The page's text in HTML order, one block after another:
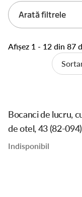
Arată filtrele
Afișez 1 - 12 din 87
Bocanci de lucru,
de otel, 43 (82-094)
Indisponibil